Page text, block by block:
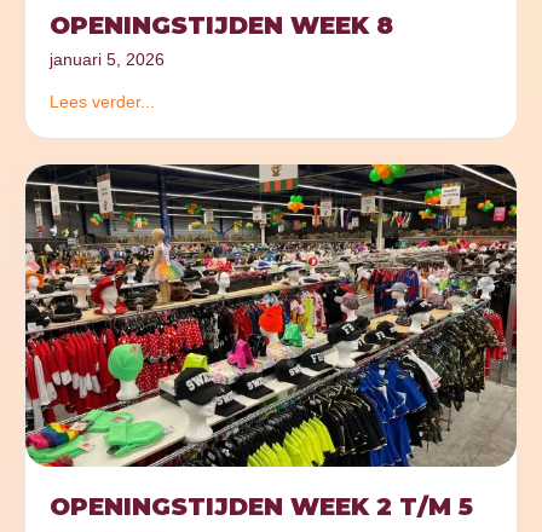
OPENINGSTIJDEN WEEK 8
januari 5, 2026
Lees verder...
OPENINGSTIJDEN WEEK 2 T/M 5